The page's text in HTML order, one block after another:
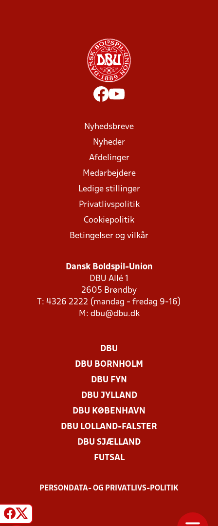
Nyhedsbreve
Nyheder
Afdelinger
Medarbejdere
Ledige stillinger
Privatlivspolitik
Cookiepolitik
Betingelser og vilkår
Dansk Boldspil-Union
DBU Allé 1
2605 Brøndby
T: 4326 2222 (mandag - fredag 9-16)
M: dbu@dbu.dk
DBU
DBU BORNHOLM
DBU FYN
DBU JYLLAND
DBU KØBENHAVN
DBU LOLLAND-FALSTER
DBU SJÆLLAND
FUTSAL
PERSONDATA- OG PRIVATLIVS-POLITIK